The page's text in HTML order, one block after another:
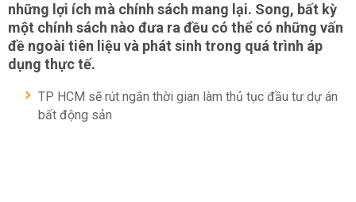
những lợi ích mà chính sách mang lại. Song, bất kỳ
một chính sách nào đưa ra đều có thể có những vấn
đề ngoài tiên liệu và phát sinh trong quá trình áp
dụng thực tế.
TP HCM sẽ rút ngắn thời gian làm thủ tục đầu tư dự án
bất động sản